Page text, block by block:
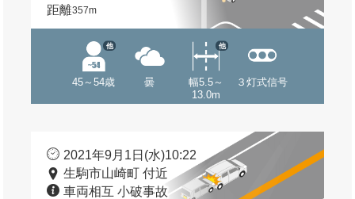
距離357m
45～54歳
他
曇
幅5.5～
13.0m
他
３灯式信号
2021年9月1日(水)10:22
生駒市山崎町 付近
車両相互 小破事故